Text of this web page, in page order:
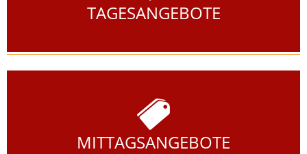
TAGESANGEBOTE
MITTAGSANGEBOTE